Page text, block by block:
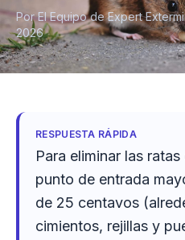
Por El Equipo de Expert
2026
RESPUESTA RÁPIDA
Para eliminar las
punto de entrada
de 25 centavos
cimientos, rejillas y